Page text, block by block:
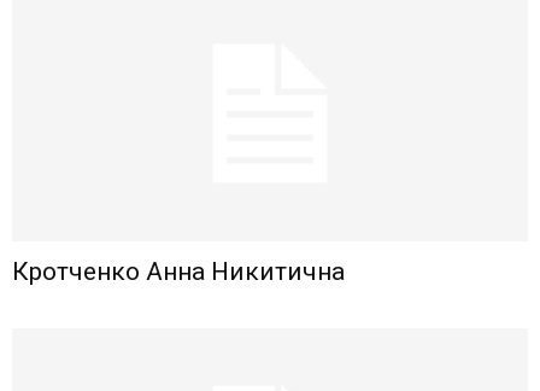
Кротченко Анна Никитична